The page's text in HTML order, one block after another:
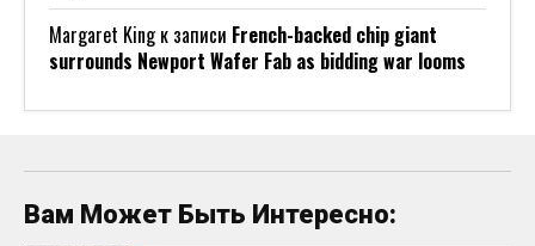
Margaret Kingк записи French-backed chip giant
surrounds Newport Wafer Fab as bidding war looms
Вам Может Быть Интересно: